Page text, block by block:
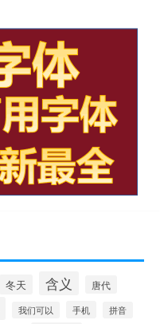
冬天 含义 唐代
我们可以 手机 拼音